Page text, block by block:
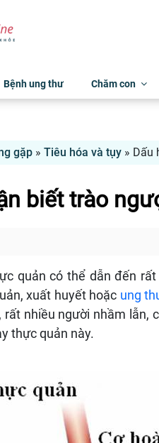
Bệnh ung thư Chăm con
gặp » Tiêu hóa và tụy » Dấu
biết trào
quản có thể dẫn đến
xuất huyết hoặc ung
rất nhiều người nhầm
thực quản này.